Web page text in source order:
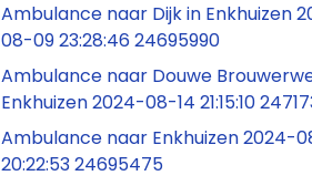
Ambulance naar Dijk in Enkhuizen
08-09 23:28:46 24695990
Ambulance naar Douwe
Enkhuizen 2024-08-14 21:15:10
Ambulance naar Enkhuizen 2024-
20:22:53 24695475